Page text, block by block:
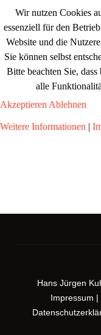
Hans Jürgen
Impressum |
Wir nutzen Cookies
essenziell für den
Website und die
Sie können selbst
Bitte beachten Sie,
alle
Akzeptieren Ablehnen
Weitere Informationen |